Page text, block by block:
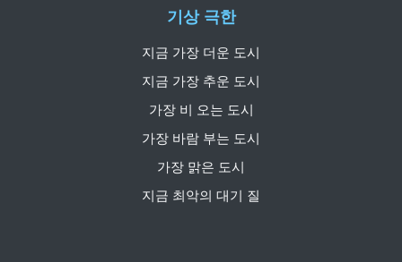
기상 극한
지금 가장 더운 도시
지금 가장 추운 도시
가장 비 오는 도시
가장 바람 부는 도시
가장 맑은 도시
지금 최악의 대기 질